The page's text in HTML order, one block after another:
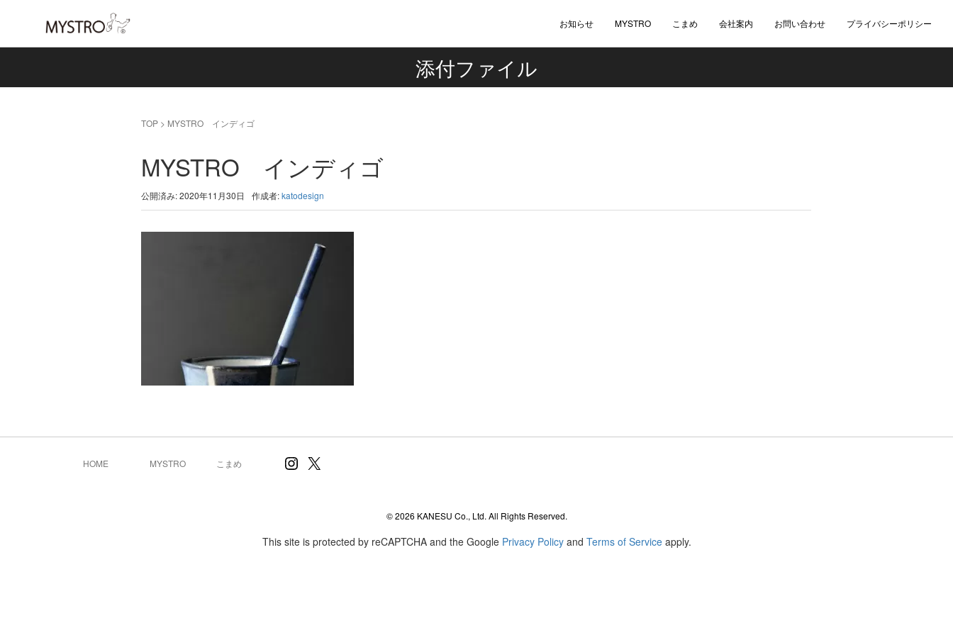
お知らせ MYSTRO こまめ 会社案内 お問い合わせ プライバシーポリシー
添付ファイル
TOP > MYSTRO インディゴ
MYSTRO インディゴ
公開済み: 2020年11月30日 作成者:katodesign
HOME MYSTRO こまめ Instagram
X
© 2026 KANESU Co., Ltd. All Rights Reserved.
This site is protected by reCAPTCHA and the Google Privacy Policyand Terms of Serviceapply.